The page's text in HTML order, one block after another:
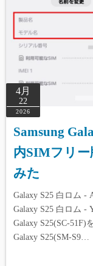
4月
22
2026
Samsung
内SIMフリー
みた
Galaxy S25 白ロム -
Galaxy S25 白ロム -
Galaxy S25(SC-
Galaxy S25(SM-S9…